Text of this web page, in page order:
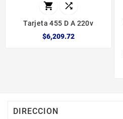
 
Tarjeta 455 D A 220v
$6,209.72
DIRECCION